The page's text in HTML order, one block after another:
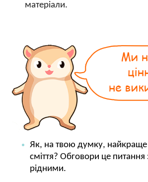
матеріали.
Як, на твою думку, найкраще
сміття? Обговори це питання
рідними.